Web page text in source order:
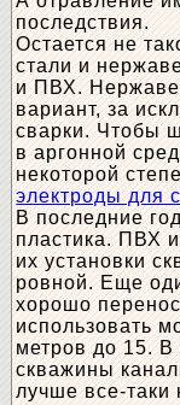
последствия.
Остается не
стали и
и ПВХ.
вариант, за
сварки. Чтобы
в аргонной
некоторой
электроды для
В последние
пластика. ПВХ
их установки
ровной. Еще
хорошо
использовать
метров до 15. В
скважины
лучше все-таки